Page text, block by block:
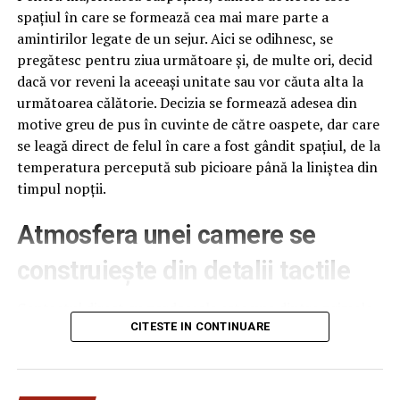
spațiul în care se formează cea mai mare parte a
amintirilor legate de un sejur. Aici se odihnesc, se
pregătesc pentru ziua următoare și, de multe ori, decid
dacă vor reveni la aceeași unitate sau vor căuta alta la
următoarea călătorie. Decizia se formează adesea din
motive greu de pus în cuvinte de către oaspete, dar care
se leagă direct de felul în care a fost gândit spațiul, de la
temperatura percepută sub picioare până la liniștea din
timpul nopții.
Atmosfera unei camere se
construiește din detalii tactile
Contactul direct cu pardoseala este una dintre primele
senzații fizice pe care le are un oaspete atunci când
pe drum, seara târziu. Textura și moliciunea potrivite,
oferite democheta hotel
CITESTE IN CONTINUARE